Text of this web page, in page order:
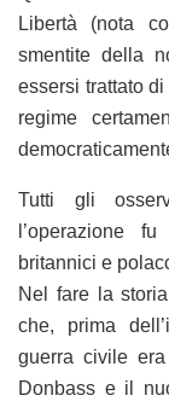
Libertà (nota
smentite della
essersi trattato
regime
Tutti gli
l’operazione
britannici e
Nel fare la
che, prima
guerra civile
Donbass e il